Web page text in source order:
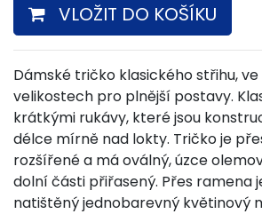
VLOŽIT DO KOŠÍKU
Dámské tričko klasického střihu,
velikostech pro plnější postavy.
krátkými rukávy, které jsou
délce mírně nad lokty. Tričko je
rozšířené a má oválný, úzce
dolní části přiřasený. Přes ramena
natištěný jednobarevný květinový